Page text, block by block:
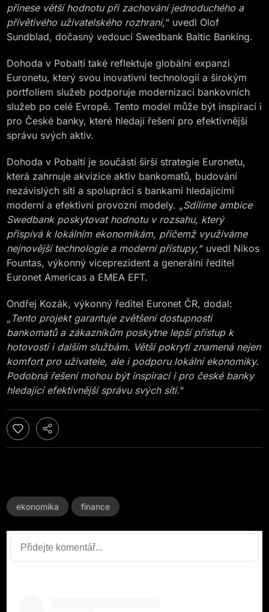
přinese větší hodnotu při zachování jednoduchého a
přívětivého uživatelského rozhraní,“ uvedl Olof
Sundblad, dočasný vedoucí Swedbank Baltic Banking.
Dohoda v Pobaltí také reflektuje globální expanzi
Euronetu, který svou inovativní technologií a širokým
portfoliem služeb podporuje modernizaci bankovních
služeb po celé Evropě. Tento model může být inspirací i
pro České banky, které hledají řešení pro efektivnější
správu svých aktiv.
Dohoda v Pobaltí je součástí širší strategie Euronetu,
která zahrnuje akvizice aktiv bankomatů, budování
nezávislých sítí a spolupráci s bankami hledajícími
moderní a efektivní provozní modely. „Sdílíme ambice
Swedbank poskytovat hodnotu v rozsahu, který
přispívá k lokálním ekonomikám, přičemž využíváme
nejnovější technologie a moderní přístupy,“ uvedl Nikos
Fountas, výkonný viceprezident a generální ředitel
Euronet Americas a EMEA EFT.
Ondřej Kozák, výkonný ředitel Euronet ČR, dodal:
„ Tento projekt garantuje zvětšení dostupnosti
bankomatů a zákazníkům poskytne lepší přístup k
hotovosti i dalším službám. Větší pokrytí znamená nejen
komfort pro uživatele, ale i podporu lokální ekonomiky.
Podobná řešení mohou být inspirací i pro české banky
hledající efektivnější správu svých sítí.“
ekonomika finance